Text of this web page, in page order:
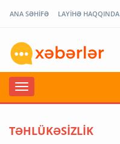
ANA SƏHİFƏ LAYİHƏ HAQQINDA
TƏHLÜKƏSİZLİK